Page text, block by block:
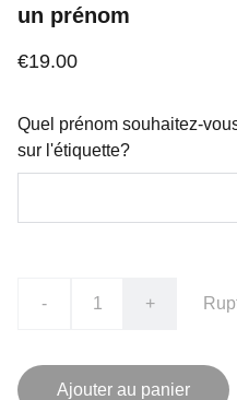
un prénom
€19.00
Quel prénom souhaitez-
sur l'étiquette?
- +
Ajouter au panier